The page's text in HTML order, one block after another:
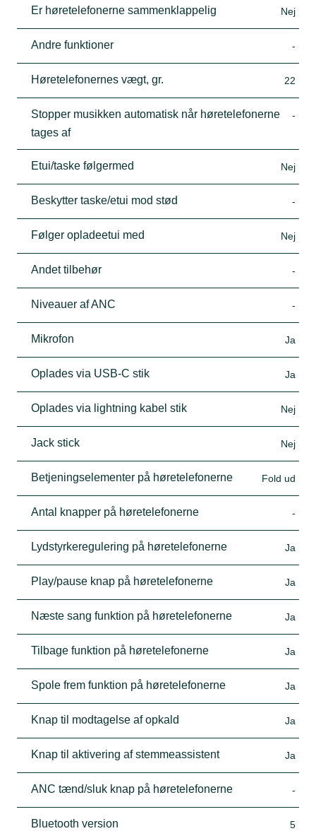
Er høretelefonerne sammenklappelig Nej
Andre funktioner -
Høretelefonernes vægt, gr. 22
Stopper musikken automatisk når høretelefonerne
tages af
-
Etui/taske følgermed Nej
Beskytter taske/etui mod stød -
Følger opladeetui med Nej
Andet tilbehør -
Niveauer af ANC -
Mikrofon Ja
Oplades via USB-C stik Ja
Oplades via lightning kabel stik Nej
Jack stick Nej
Betjeningselementer på høretelefonerne Fold ud
Antal knapper på høretelefonerne -
Lydstyrkeregulering på høretelefonerne Ja
Play/pause knap på høretelefonerne Ja
Næste sang funktion på høretelefonerne Ja
Tilbage funktion på høretelefonerne Ja
Spole frem funktion på høretelefonerne Ja
Knap til modtagelse af opkald Ja
Knap til aktivering af stemmeassistent Ja
ANC tænd/sluk knap på høretelefonerne -
Bluetooth version 5